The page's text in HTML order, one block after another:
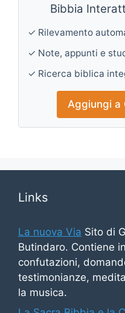
Bibbia
✓ Rilevamento
✓ Note, appunti e
✓ Ricerca biblica
Aggiungi a
Links
La nuova Via Sito di
Butindaro. Contiene
confutazioni,
testimonianze,
la musica.